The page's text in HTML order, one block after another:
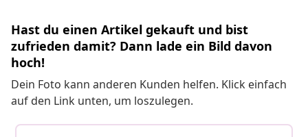
Hast du einen Artikel gekauft und bist
zufrieden damit? Dann lade ein Bild davon
hoch!
Dein Foto kann anderen Kunden helfen. Klick einfach
auf den Link unten, um loszulegen.